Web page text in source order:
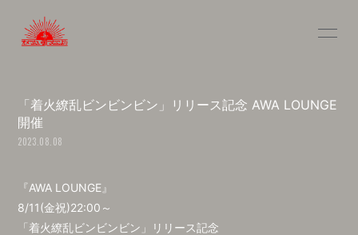
N
「​着火繚乱ビンビンビン」リリース記念​ AWA​ LOUNGE
開催
2023.08.08
『​AWA​ LOUNGE』
8/​11(​金祝)2​2:00～
「​着火繚乱ビンビンビン」リリース記念